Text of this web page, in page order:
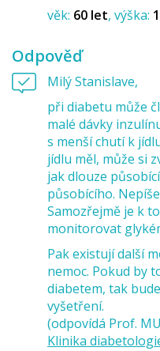
věk: 60 let výška:
Odpověď
Milý Stanislave,
při diabetu může
malé dávky
s menší chutí k
jídlu měl, může si
jak dlouze
působícího.
Samozřejmě je k
monitorovat
Pak existují další
nemoc. Pokud by
diabetem, tak
vyšetření.
(odpovídá Prof.
Klinika